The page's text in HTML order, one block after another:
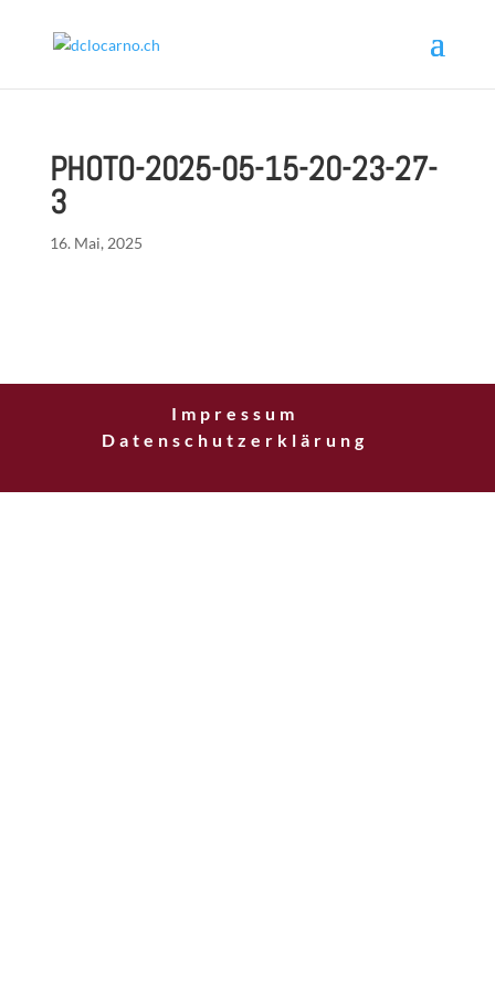
PHOTO-2025-05-15-20-23-27-
3
16. Mai, 2025
Impressum
Datenschutzerklärung